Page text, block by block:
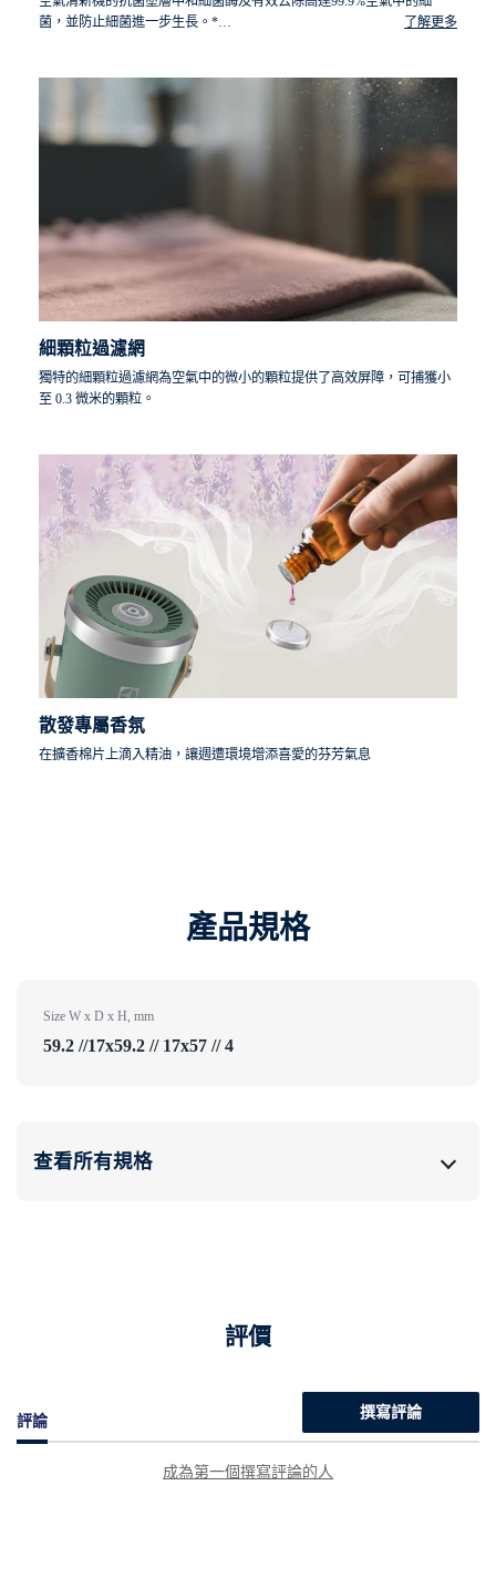
菌，並防止細菌進一步生長。*
球菌、粘質沙雷氏菌及退伍軍人症的測試。
了解更多
細顆粒過濾網
獨特的細顆粒過濾網為空氣中的微小的顆粒提供了高效屏障，可捕獲小
至 0.3 微米的顆粒。
散發專屬香氛
在擴香棉片上滴入精油，讓週遭環境增添喜愛的芬芳氣息
產品規格
Size W x D x H, mm
59.2 //17x59.2 // 17x57 // 4
查看所有規格
評價
評論
撰寫評論
成為第一個撰寫評論的人